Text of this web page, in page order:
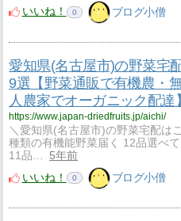
いいね！
0 ブログ小僧
愛知県(名古屋市)の野菜宅
9選【野菜通販で有機農・
人農家でオーガニック配達】
https://www.japan-driedfruits.jp/aichi/
＼愛知県(名古屋市)の野菜宅配は
種類の有機能野菜届く 12品選べ
11品…
5年前
いいね！
0 ブログ小僧